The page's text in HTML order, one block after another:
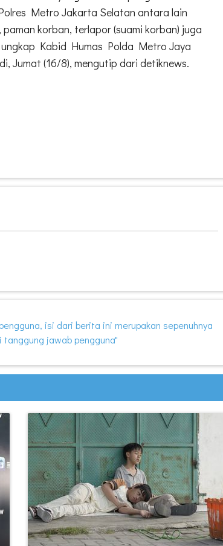
Metro Jakarta Selatan antara lain
korban, terlapor (suami korban) juga
Kabid Humas Polda Metro Jaya
Jumat (16/8), mengutip dari detiknews.
isi dari berita ini merupakan sepenuhnya
tanggung jawab pengguna"